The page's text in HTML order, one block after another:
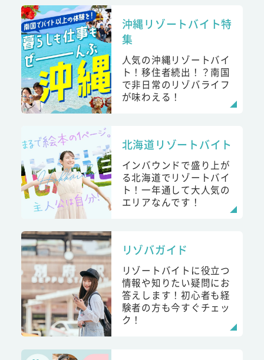
沖縄リゾートバイト特
集
人気の沖縄リゾートバイ
ト！移住者続出！？南国
で非日常のリゾバライフ
が味わえる！
北海道リゾートバイト
インバウンドで盛り上が
る北海道でリゾートバイ
ト！一年通して大人気の
エリアなんです！
リゾバガイド
リゾートバイトに役立つ
情報や知りたい疑問にお
答えします！初心者も経
験者の方も今すぐチェッ
ク！